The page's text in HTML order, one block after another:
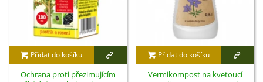
Přidat do košíku
Ochrana proti přezimujícím
Přidat do košíku
Vermikompost na kvetoucí